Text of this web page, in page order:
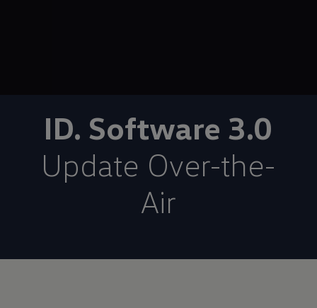
ID. Software 3.0
Update Over-the-
Air